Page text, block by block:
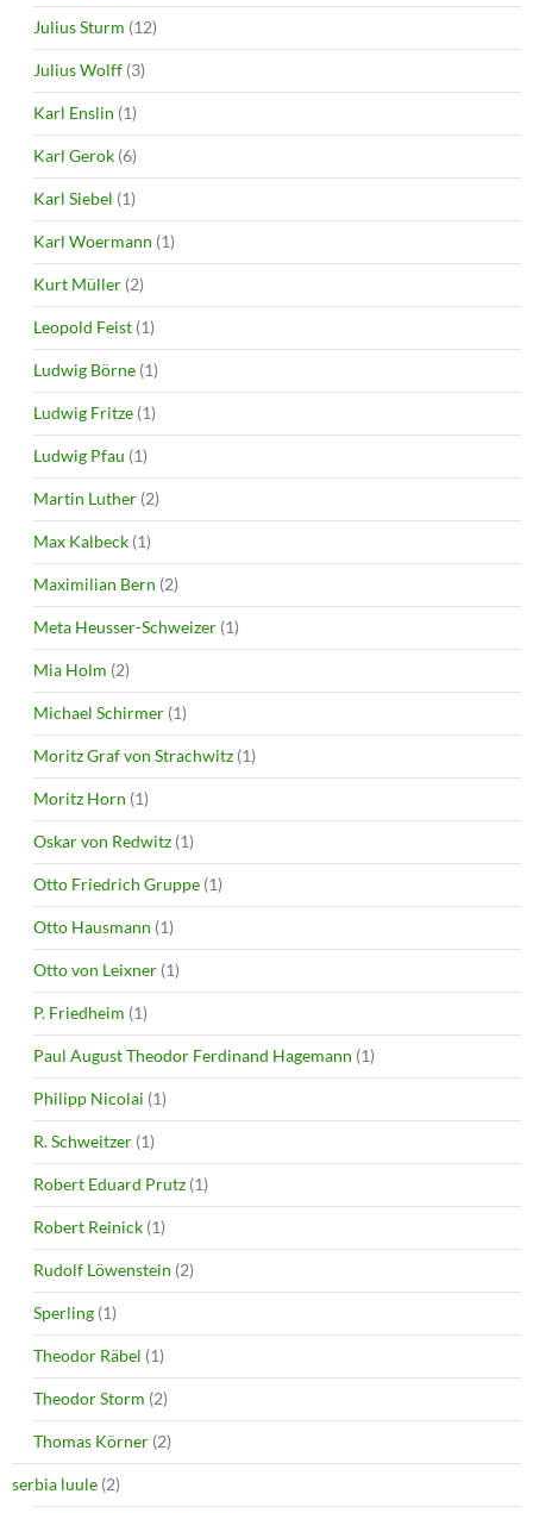
Julius Sturm (12)
Julius Wolff (3)
Karl Enslin (1)
Karl Gerok (6)
Karl Siebel (1)
Karl Woermann (1)
Kurt Müller (2)
Leopold Feist (1)
Ludwig Börne (1)
Ludwig Fritze (1)
Ludwig Pfau (1)
Martin Luther (2)
Max Kalbeck (1)
Maximilian Bern (2)
Meta Heusser-Schweizer (1)
Mia Holm (2)
Michael Schirmer (1)
Moritz Graf von Strachwitz (1)
Moritz Horn (1)
Oskar von Redwitz (1)
Otto Friedrich Gruppe (1)
Otto Hausmann (1)
Otto von Leixner (1)
P. Friedheim (1)
Paul August Theodor Ferdinand Hagemann (1)
Philipp Nicolai (1)
R. Schweitzer (1)
Robert Eduard Prutz (1)
Robert Reinick (1)
Rudolf Löwenstein (2)
Sperling (1)
Theodor Räbel (1)
Theodor Storm (2)
Thomas Körner (2)
serbia luule (2)